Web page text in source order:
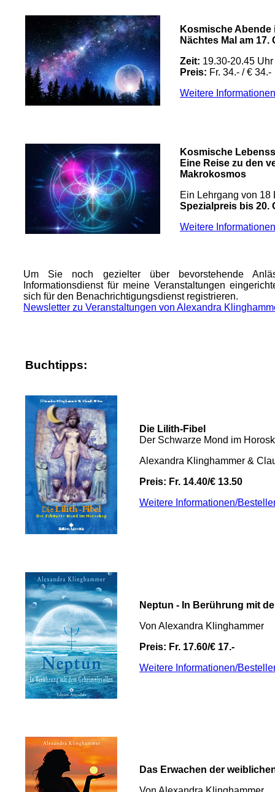
Kosmische Abende
Nächtes Mal am
Zeit: 19.30-20.45 Uhr
Preis: Fr. 34.- / € 34.-
Weitere
Kosmische
Eine Reise zu den
Makrokosmos
Ein Lehrgang von
Spezialpreis bis 20.
Weitere
Um Sie noch gezielter über bevorstehende
Informationsdienst für meine Veranstaltungen
sich für den Benachrichtigungsdienst registrieren.
Newsletter zu Veranstaltungen von Alexandra
Buchtipps:
Die Lilith-Fibel
Der Schwarze Mond im
Alexandra Klinghammer &
Preis: Fr. 14.40/€ 13.50
Weitere Informationen/
Neptun - In Berührung mit
Von Alexandra Klinghammer
Preis: Fr. 17.60/€ 17.-
Weitere Informationen/
Das Erwachen der